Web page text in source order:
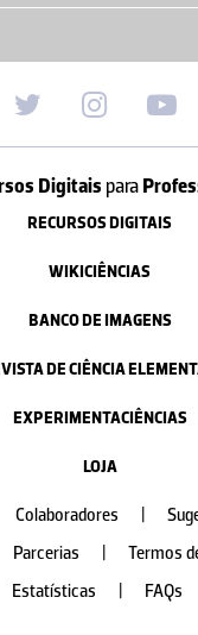
Digitais para
RECURSOS DIGITAIS
WIKICIÊNCIAS
BANCO DE IMAGENS
DE CIÊNCIA
EXPERIMENTACIÊNCIAS
LOJA
Colaboradores
Parcerias Termos
Estatísticas FAQs